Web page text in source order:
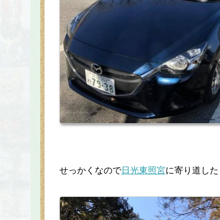
せっかくなので日光東照宮に寄り道し